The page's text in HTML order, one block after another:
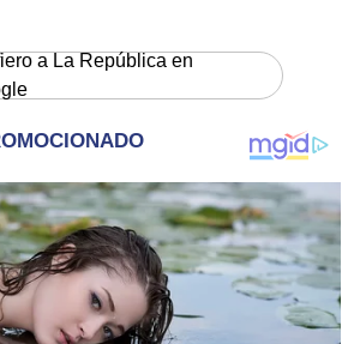
a La República en